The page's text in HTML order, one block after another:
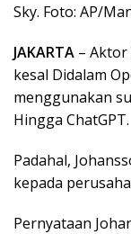
Sky. Foto: AP/
JAKARTA – Aktor
kesal Didalam
menggunakan
Hingga ChatGPT.
Padahal,
kepada
Pernyataan